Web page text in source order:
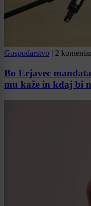
Gospodarstvo | 2
Bo Erjavec
mu kaže in kdaj bi